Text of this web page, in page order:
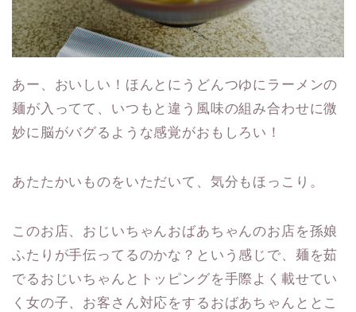
あー、おいしい！ほんとにうどんつゆにラーメンの
麺が入ってて、いつもと違う風味の組み合わせに微
妙に脳がバグるような感覚がおもしろい！
あたたかいものをいただいて、気分もほっこり。
このお店、おじいちゃんおばあちゃんのお店を孫娘
ふたりが手伝ってるのかな？という感じで、麺を茹
でるおじいちゃんとトッピングを手際よく載せてい
く女の子、お客さん対応をするおばあちゃんととこ